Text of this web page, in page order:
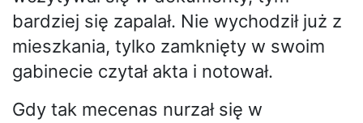
bardziej się zapalał. Nie wychodził już z
mieszkania, tylko zamknięty w swoim
gabinecie czytał akta i notował.
Gdy tak mecenas nurzał się w